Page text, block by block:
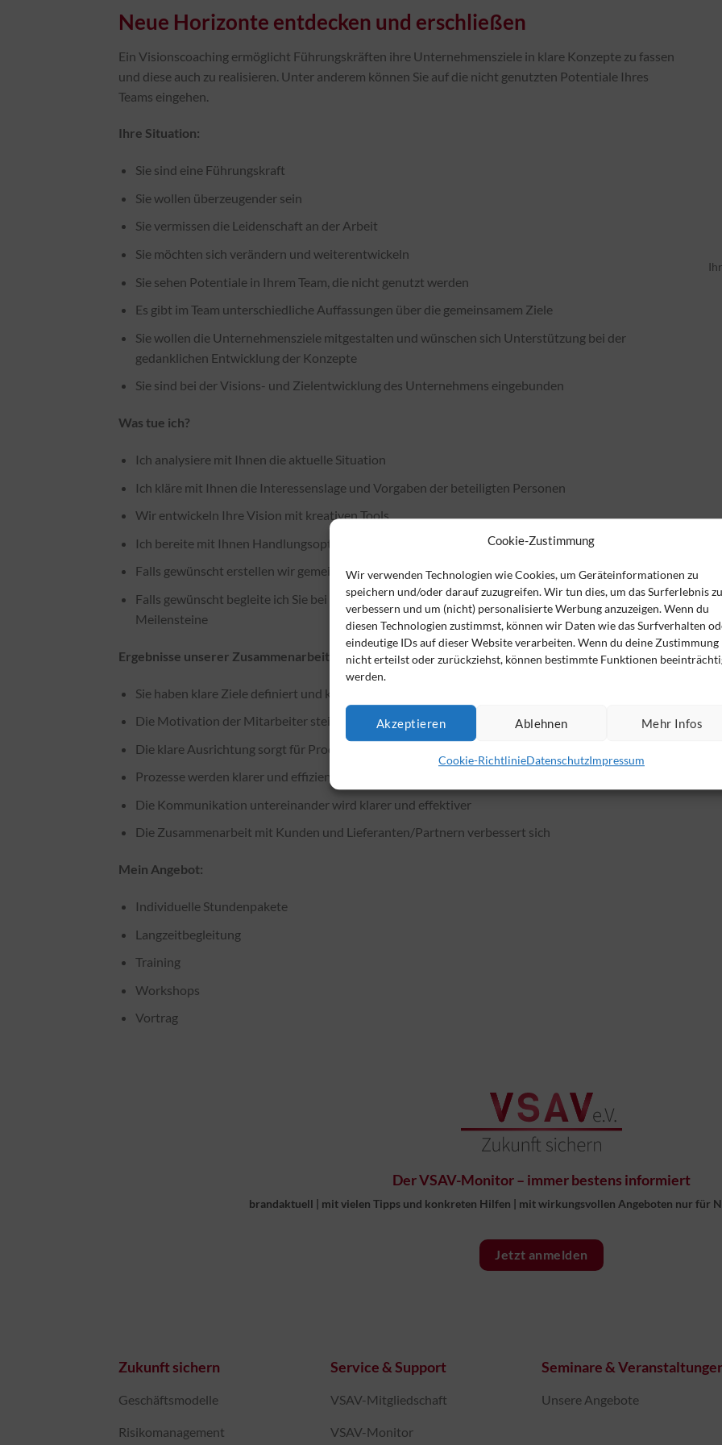
Cookie-Zustimmung
Wir verwenden Technologien wie Cookies, um Geräteinformationen zu
speichern und/oder darauf zuzugreifen. Wir tun dies, um das Surferlebnis zu
verbessern und um (nicht) personalisierte Werbung anzuzeigen. Wenn du
diesen Technologien zustimmst, können wir Daten wie das Surfverhalten
eindeutige IDs auf dieser Website verarbeiten. Wenn du deine Zustimmung
nicht erteilst oder zurückziehst, können bestimmte Funktionen
werden.
Akzeptieren Ablehnen Mehr Infos
Cookie-RichtlinieDatenschutzImpressum
Neue Horizonte entdecken und erschließen
Ein Visionscoaching ermöglicht Führungskräften ihre Unternehmensziele in klare Konzepte zu fassen
und diese auch zu realisieren. Unter anderem können Sie auf die nicht genutzten Potentiale Ihres
Teams eingehen.
Ihre Situation:
Sie sind eine Führungskraft
Sie wollen überzeugender sein
Sie vermissen die Leidenschaft an der Arbeit
Sie möchten sich verändern und weiterentwickeln
Sie sehen Potentiale in Ihrem Team, die nicht genutzt werden
Es gibt im Team unterschiedliche Auffassungen über die gemeinsamem Ziele
Sie wollen die Unternehmensziele mitgestalten und wünschen sich Unterstützung bei der
gedanklichen Entwicklung der Konzepte
Sie sind bei der Visions- und Zielentwicklung des Unternehmens eingebunden
Was tue ich?
Ich analysiere mit Ihnen die aktuelle Situation
Ich kläre mit Ihnen die Interessenslage und Vorgaben der beteiligten Personen
Wir entwickeln Ihre Vision mit kreativen Tools
Ich bereite mit Ihnen Handlungsoptionen vor
Falls gewünscht erstellen wir gemeinsam einen Aktionsplan
Falls gewünscht begleite ich Sie bei der Umsetzung Ihres Aktionsplans und überprüfe die
Meilensteine
Ergebnisse unserer Zusammenarbeit:
Sie haben klare Ziele definiert und können diese kommunizieren
Die Motivation der Mitarbeiter steigt
Die klare Ausrichtung sorgt für Produktivität
Prozesse werden klarer und effizienter
Die Kommunikation untereinander wird klarer und effektiver
Die Zusammenarbeit mit Kunden und Lieferanten/Partnern verbessert sich
Mein Angebot:
Individuelle Stundenpakete
Langzeitbegleitung
Training
Workshops
Vortrag
Der VSAV-Monitor – immer bestens informiert
brandaktuell | mit vielen Tipps und konkreten Hilfen | mit wirkungsvollen Angeboten nur für
Jetzt anmelden
Zukunft sichern
Geschäftsmodelle
Risikomanagement
Service & Support
VSAV-Mitgliedschaft
VSAV-Monitor
Seminare &
Unsere Angebote